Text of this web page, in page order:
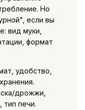
Но
если вы
вид муки,
формат
удобство,
дрожжи,
тип печи.